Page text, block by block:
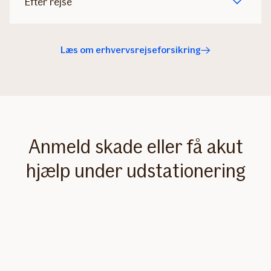
Læs om erhvervsrejseforsikring
Anmeld skade eller få akut
hjælp under udstationering